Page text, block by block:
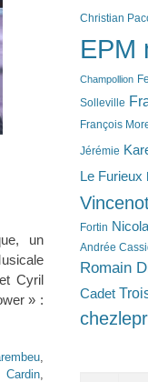
un
Cyril
» :
,
Cardin,
Christian
EPM
Champollion
Solleville
François
Jérémie
Le Furieux
Fortin
Andrée
Romain
Cadet